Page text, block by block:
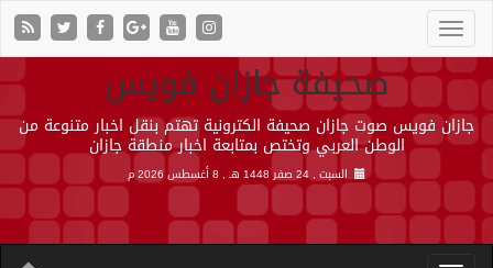
صحيفة جازان فويس
جازان فويس صوت جازان صحيفة الكترونية تهتم بنقل اخبار متنوعة من
الوطن العربي وتختص بمتابعة اخبار منطقة جازان
السبت , 24 صفر 1448 هـ , 8 أغسطس 2026 م